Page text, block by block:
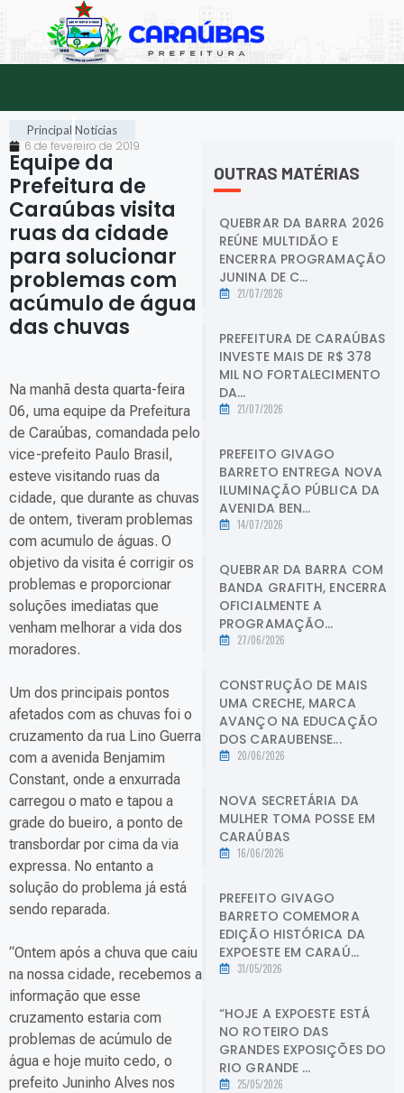
Principal Notícias
6 de fevereiro de 2019
Equipe da
Prefeitura de
Caraúbas visita
ruas da cidade
para solucionar
problemas com
acúmulo de água
das chuvas
Na manhã desta quarta-feira
06, uma equipe da Prefeitura
de Caraúbas, comandada pelo
vice-prefeito Paulo Brasil,
esteve visitando ruas da
cidade, que durante as chuvas
de ontem, tiveram problemas
com acumulo de águas. O
objetivo da visita é corrigir os
problemas e proporcionar
soluções imediatas que
venham melhorar a vida dos
moradores.
Um dos principais pontos
afetados com as chuvas foi o
cruzamento da rua Lino Guerra
com a avenida Benjamim
Constant, onde a enxurrada
carregou o mato e tapou a
grade do bueiro, a ponto de
transbordar por cima da via
expressa. No entanto a
solução do problema já está
sendo reparada.
“Ontem após a chuva que caiu
na nossa cidade, recebemos a
informação que esse
cruzamento estaria com
problemas de acúmulo de
água e hoje muito cedo, o
prefeito Juninho Alves nos
OUTRAS MATÉRIAS
QUEBRAR DA BARRA 2026
REÚNE MULTIDÃO E
ENCERRA PROGRAMAÇÃO
JUNINA DE C...
21/07/2026
PREFEITURA DE CARAÚBAS
INVESTE MAIS DE R$ 378
MIL NO FORTALECIMENTO
DA...
21/07/2026
PREFEITO GIVAGO
BARRETO ENTREGA NOVA
ILUMINAÇÃO PÚBLICA DA
AVENIDA BEN...
14/07/2026
QUEBRAR DA BARRA COM
BANDA GRAFITH, ENCERRA
OFICIALMENTE A
PROGRAMAÇÃO...
27/06/2026
CONSTRUÇÃO DE MAIS
UMA CRECHE, MARCA
AVANÇO NA EDUCAÇÃO
DOS CARAUBENSE...
20/06/2026
NOVA SECRETÁRIA DA
MULHER TOMA POSSE EM
CARAÚBAS
16/06/2026
PREFEITO GIVAGO
BARRETO COMEMORA
EDIÇÃO HISTÓRICA DA
EXPOESTE EM CARAÚ...
31/05/2026
“HOJE A EXPOESTE ESTÁ
NO ROTEIRO DAS
GRANDES EXPOSIÇÕES DO
RIO GRANDE ...
25/05/2026